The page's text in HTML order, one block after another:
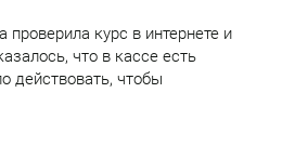
проверила курс в интернете и
что в кассе есть
действовать, чтобы